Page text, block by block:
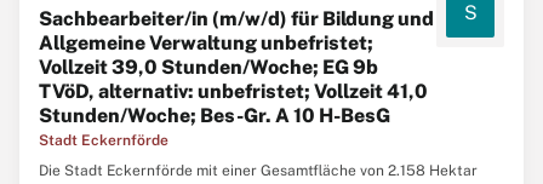
Sachbearbeiter/in (m/w/d) für Bildung und
Allgemeine Verwaltung unbefristet;
Vollzeit 39,0 Stunden/Woche; EG 9b
TVöD, alternativ: unbefristet; Vollzeit 41,0
Stunden/Woche; Bes-Gr. A 10 H-BesG
Stadt Eckernförde
S
Die Stadt Eckernförde mit einer Gesamtfläche von 2.158 Hektar